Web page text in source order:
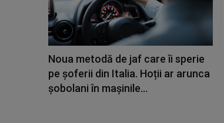
Noua metodă de jaf care îi sperie
pe șoferii din Italia. Hoții ar arunca
șobolani în mașinile...